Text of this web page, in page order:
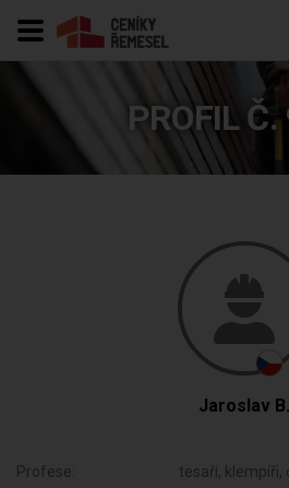
PROFIL
Jaroslav B.
Profese: tesaři, klempíři,